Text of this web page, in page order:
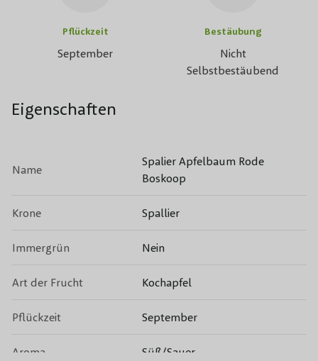
Pflückzeit
September
Bestäubung
Nicht
Selbstbestäubend
Eigenschaften
Name
Spalier Apfelbaum Rode
Boskoop
Krone Spallier
Immergrün Nein
Art der Frucht Kochapfel
Pflückzeit September
Aroma Süß/Sauer